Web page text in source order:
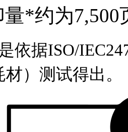
*约为
依据ISO/
）测试得出。